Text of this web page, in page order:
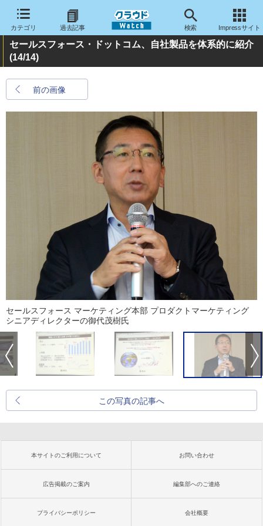
カテゴリ 過去記事 検索 Impressサイト
セールスフォース・ドットコム、自社製品を体系的に紹介
(14/14)
前の画像
セールスフォース マーケティング本部 プロダクトマーケティング
シニアディレクターの御代茂樹氏
この写真の記事へ
本サイトのご利用について お問い合わせ
広告掲載のご案内 編集部へのご連絡
プライバシーポリシー 会社概要